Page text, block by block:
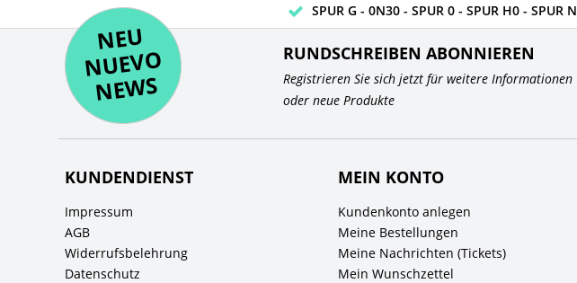
SPUR G - 0N30 - SPUR 0 - SPUR H0 - SPUR N
NE
U
N
UEV
O
NE
WS
RUNDSCHREIBEN ABONNIEREN
Registrieren Sie sich jetzt für weitere Informationen
oder neue Produkte
KUNDENDIENST
Impressum
AGB
Widerrufsbelehrung
Datenschutz
MEIN KONTO
Kundenkonto anlegen
Meine Bestellungen
Meine Nachrichten (Tickets)
Mein Wunschzettel